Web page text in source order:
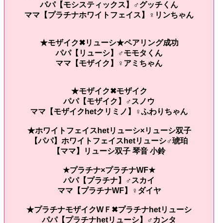
パパ【モシスティックス】♂グッチくん
ママ【プラチナホワイトフェイス】♀リンちゃん
★モザイク✖︎リューシ★ペアリング成功
パパ【リューシ】♂モモタくん
ママ【モザイク】♀アミちゃん
★モザイク✖︎モザイク
パパ【モザイク】♂スノウ
ママ【モザイクhetクリミノ】♀ふわりちゃん
★ホワイトフェイスhetリューシ×リューシ双子
【パパ】ホワイトフェイスhetリューシ♂琥珀
【ママ】リューシ双子 琴音 小鈴
★プラチナ×プラチナWF★
パパ【プラチナ】♂スカイ
ママ【プラチナWF】♀ダイヤ
★プラチナモザイクWＦ✖︎プラチナhetリューシ
パパ【プラチナhetリューシ】♂カンタ